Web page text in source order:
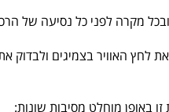
מקרה לפני כל נסיעה של
האוויר בצמיגים
באופן מוחלט מסיבות שונות: